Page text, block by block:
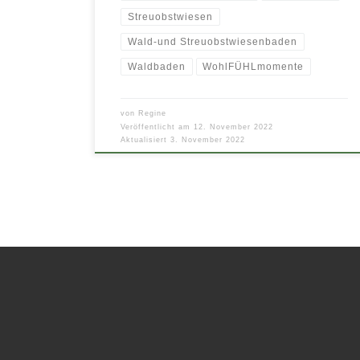
Streuobstwiesen
Wald-und Streuobstwiesenbaden
Waldbaden WohlFÜHLmomente
von Regine
Veröffentlicht am 12. November 2022
Aktualisiert3. November 2022